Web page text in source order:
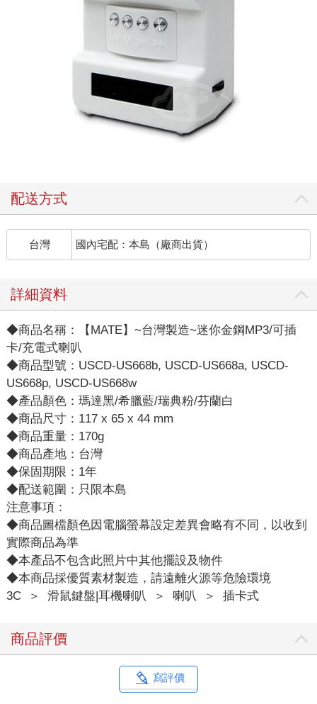
配送方式
台灣 國內宅配：本島（廠商出貨）
詳細資料
◆商品名稱：【MATE】~台灣製造~迷你金鋼MP3/可插
卡/充電式喇叭
◆商品型號：USCD-US668b, USCD-US668a, USCD-
US668p, USCD-US668w
◆產品顏色：瑪達黑/希臘藍/瑞典粉/芬蘭白
◆商品尺寸：117 x 65 x 44 mm
◆商品重量：170g
◆商品產地：台灣
◆保固期限：1年
◆配送範圍：只限本島
注意事項：
◆商品圖檔顏色因電腦螢幕設定差異會略有不同，以收到
實際商品為準
◆本產品不包含此照片中其他擺設及物件
◆本商品採優質素材製造，請遠離火源等危險環境
3C
＞ 滑鼠鍵盤|耳機喇叭 ＞ 喇叭 ＞ 插卡式
商品評價
寫評價